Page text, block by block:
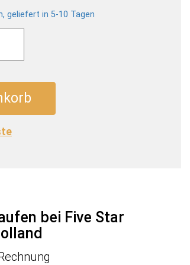
geliefert in 5-10 Tagen
bei Five Star